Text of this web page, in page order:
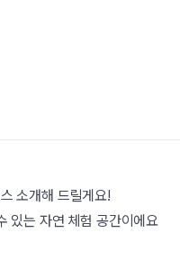
소개해 드릴게요!
있는 자연 체험 공간이에요